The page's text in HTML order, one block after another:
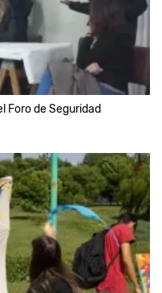
Foro de Seguridad